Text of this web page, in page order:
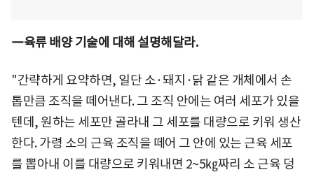
―육류 배양 기술에 대해 설명해달라.
"간략하게 요약하면, 일단 소·돼지·닭 같은 개체에서 손
톱만큼 조직을 떼어낸다. 그 조직 안에는 여러 세포가 있을
텐데, 원하는 세포만 골라내 그 세포를 대량으로 키워 생산
한다. 가령 소의 근육 조직을 떼어 그 안에 있는 근육 세포
를 뽑아내 이를 대량으로 키워내면 2~5㎏짜리 소 근육 덩